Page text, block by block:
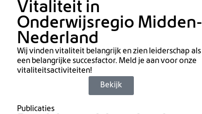
Vitaliteit in
Onderwijsregio Midden-
Nederland
Wij vinden vitaliteit belangrijk en zien leiderschap als
een belangrijke succesfactor. Meld je aan voor onze
vitaliteitsactiviteiten!
Bekijk
Publicaties